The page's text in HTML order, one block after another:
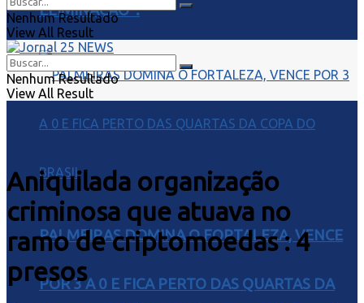
ELIMINAÇÃO”.
PALMEIRAS DOMINA O FORTALEZA, VENCE
POR 3 A 0 E FICA PERTO DAS QUARTAS DA
Nenhum Resultado
View All Result
Nenhum Resultado
View All Result
Aniquilada organização
criminosa que atuava no
ramo de criptomoedas : 4
presos